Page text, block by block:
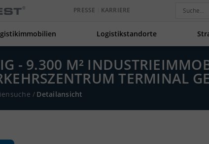
PRESSE KARRIERE
Logistikstandorte
- 9.300 M²
TERMINAL
/ Detailansicht